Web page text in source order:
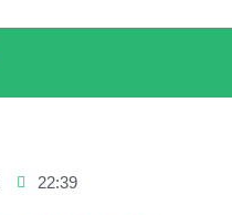
22:39